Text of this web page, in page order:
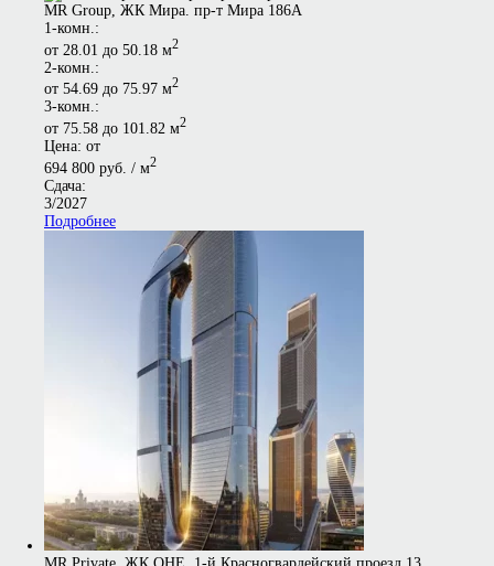
MR Group, ЖК Мира. пр-т Мира 186А
1-комн.:
от 28.01 до 50.18 м2
2-комн.:
от 54.69 до 75.97 м2
3-комн.:
от 75.58 до 101.82 м2
Цена: от
694 800 руб. / м2
Сдача:
3/2027
Подробнее